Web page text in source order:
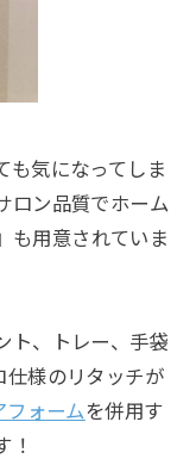
も気になってしま
ロン品質でホーム
も用意されていま
ト、トレー、手袋
仕様のリタッチが
フォームを併用す
！